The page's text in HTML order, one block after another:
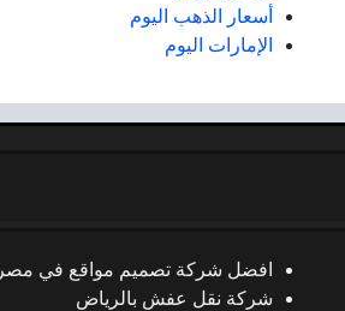
أسعار الذهب اليوم
الإمارات اليوم
افضل شركة تصميم مواقع في مصر
شركة نقل عفش بالرياض